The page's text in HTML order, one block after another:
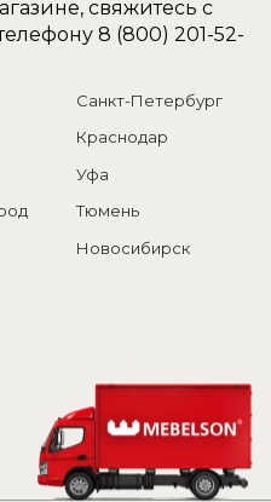
свяжитесь с
8 (800) 201-52-
Санкт-Петербург
Краснодар
Уфа
Тюмень
Новосибирск